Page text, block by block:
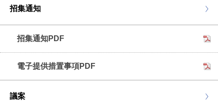
招集通知
招集通知PDF
電子提供措置事項PDF
議案